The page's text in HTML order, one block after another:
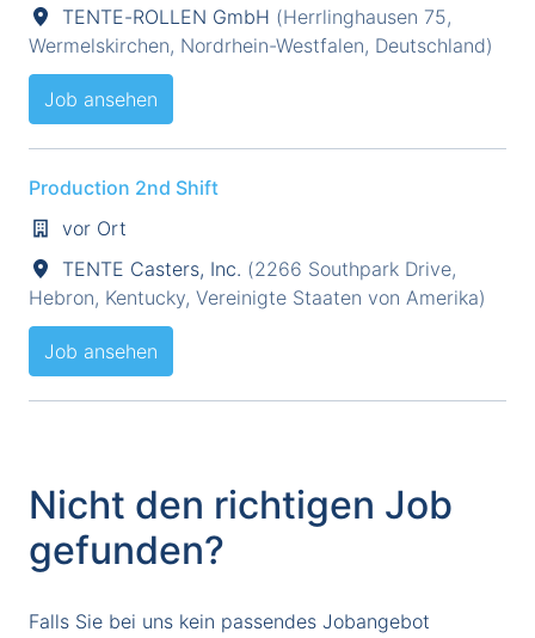
TENTE-ROLLEN GmbH (Herrlinghausen 75,
Wermelskirchen, Nordrhein-Westfalen, Deutschland)
Job ansehen
Production 2nd Shift
vor Ort
TENTE Casters, Inc. (2266 Southpark Drive,
Hebron, Kentucky, Vereinigte Staaten von Amerika)
Job ansehen
Nicht den richtigen Job
gefunden?
Falls Sie bei uns kein passendes Jobangebot